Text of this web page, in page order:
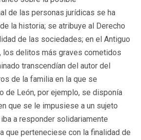
de las personas jurídicas se ha
la historia; se atribuye al Derecho
de las sociedades; en el Antiguo
los delitos más graves cometidos
transcendían del autor del
de la familia en la que se
de León, por ejemplo, se disponía
que se le impusiese a un sujeto
a responder solidariamente
que perteneciese con la finalidad de